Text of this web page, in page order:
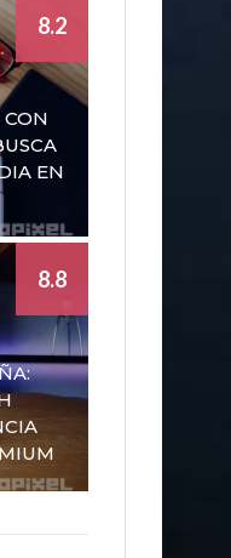
CON
EN
8.2
8.8